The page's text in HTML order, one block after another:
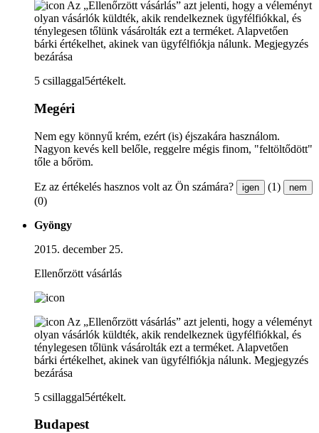
Az „Ellenőrzött vásárlás” azt jelenti, hogy a véleményt
olyan vásárlók küldték, akik rendelkeznek ügyfélfiókkal, és
ténylegesen tőlünk vásárolták ezt a terméket. Alapvetően
bárki értékelhet, akinek van ügyfélfiókja nálunk. Megjegyzés
bezárása
5 csillaggal5értékelt.
Megéri
Nem egy könnyű krém, ezért (is) éjszakára használom.
Nagyon kevés kell belőle, reggelre mégis finom, "feltöltődött"
tőle a bőröm.
Ez az értékelés hasznos volt az Ön számára? igen (1) nem
(0)
Gyöngy
2015. december 25.
Ellenőrzött vásárlás
Az „Ellenőrzött vásárlás” azt jelenti, hogy a véleményt
olyan vásárlók küldték, akik rendelkeznek ügyfélfiókkal, és
ténylegesen tőlünk vásárolták ezt a terméket. Alapvetően
bárki értékelhet, akinek van ügyfélfiókja nálunk. Megjegyzés
bezárása
5 csillaggal5értékelt.
Budapest